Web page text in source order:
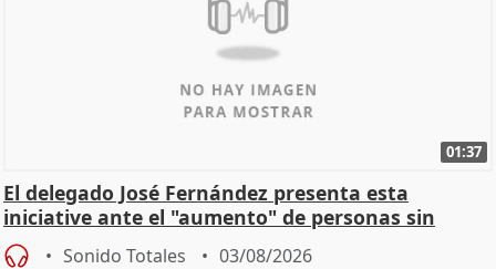
01:37
El delegado José Fernández presenta esta
iniciative ante el "aumento" de personas sin
hogar en Madri
Sonido Totales 03/08/2026